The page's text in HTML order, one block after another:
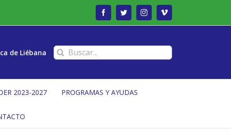
FacebookTwitterInstagramVimeo
de Liébana Buscar:
2023-2027 PROGRAMAS Y AYUDAS